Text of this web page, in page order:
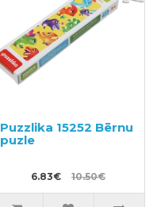
Puzzlika 15252 Bērnu
puzle
6.83€ 10.50€